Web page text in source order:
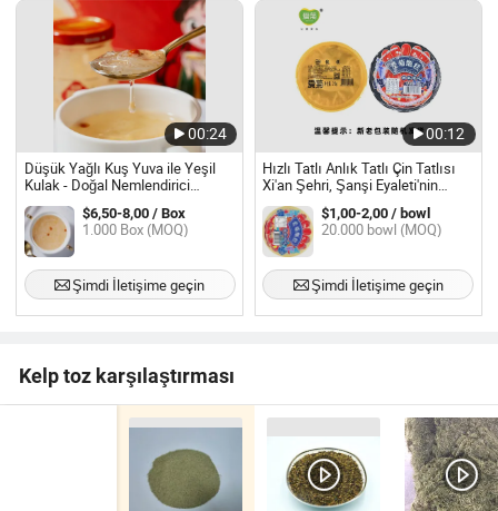
00:24
Düşük Yağlı Kuş Yuva ile Yeşil
Kulak - Doğal Nemlendirici
Yenilebilir Besin Gıdası
$6,50-8,00 / Box
1.000 Box (MOQ)
Şimdi İletişime geçin
00:12
Hızlı Tatlı Anlık Tatlı Çin Tatlısı
Xi'an Şehri, Şanşi Eyaleti'nin
Karakteristik Yemeği
$1,00-2,00 / bowl
20.000 bowl (MOQ)
Şimdi İletişime geçin
Kelp toz karşılaştırması